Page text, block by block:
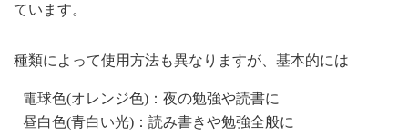
ています。
種類によって使用方法も異なりますが、基本的には
電球色(オレンジ色)：夜の勉強や読書に
昼白色(青白い光)：読み書きや勉強全般に